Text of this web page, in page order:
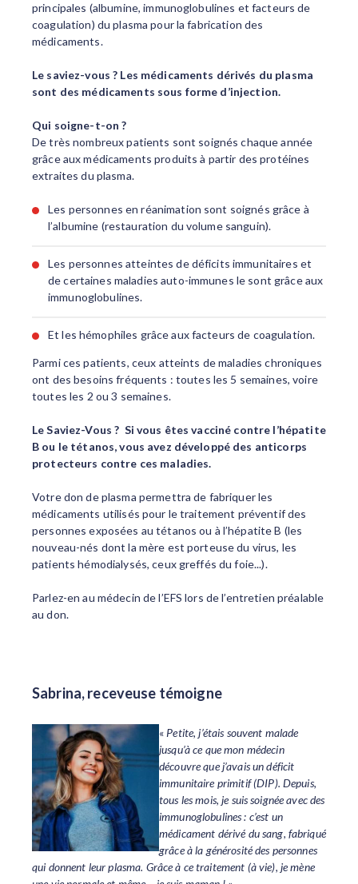
principales (albumine, immunoglobulines et facteurs de
coagulation) du plasma pour la fabrication des
médicaments.
Le saviez-vous ? Les médicaments dérivés du plasma
sont des médicaments sous forme d’injection.
Qui soigne-t-on ?
De très nombreux patients sont soignés chaque année
grâce aux médicaments produits à partir des protéines
extraites du plasma.
Les personnes en réanimation sont soignés grâce à
l’albumine (restauration du volume sanguin).
Les personnes atteintes de déficits immunitaires et
de certaines maladies auto-immunes le sont grâce aux
immunoglobulines.
Et les hémophiles grâce aux facteurs de coagulation.
Parmi ces patients, ceux atteints de maladies chroniques
ont des besoins fréquents : toutes les 5 semaines, voire
toutes les 2 ou 3 semaines.
Le Saviez-Vous ? Si vous êtes vacciné contre l’hépatite
B ou le tétanos, vous avez développé des anticorps
protecteurs contre ces maladies.
Votre don de plasma permettra de fabriquer les
médicaments utilisés pour le traitement préventif des
personnes exposées au tétanos ou à l’hépatite B (les
nouveau-nés dont la mère est porteuse du virus, les
patients hémodialysés, ceux greffés du foie...).
Parlez-en au médecin de l’EFS lors de l’entretien préalable
au don.
Sabrina, receveuse témoigne
« Petite, j’étais souvent malade
jusqu’à ce que mon médecin
découvre que j’avais un déficit
immunitaire primitif (DIP). Depuis,
tous les mois, je suis soignée avec des
immunoglobulines : c’est un
médicament dérivé du sang, fabriqué
grâce à la générosité des personnes
qui donnent leur plasma. Grâce à ce traitement (à vie), je mène